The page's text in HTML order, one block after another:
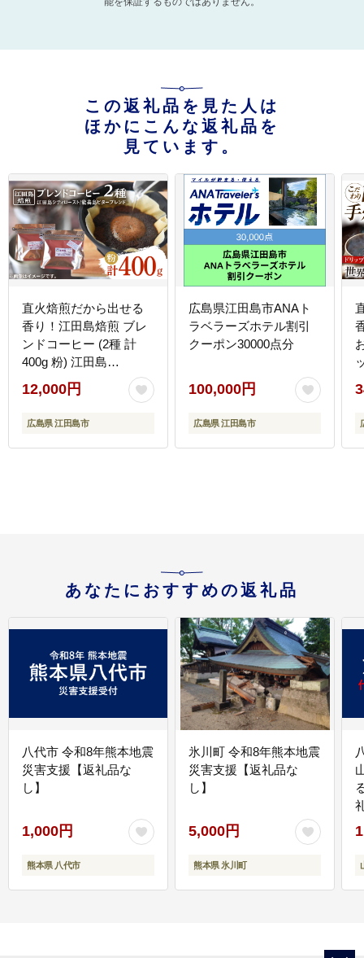
この返礼品を見た人は
ほかにこんな返礼品を
見ています。
直火焙煎だから出せる
香り！江田島焙煎 ブレ
ンドコーヒー (2種 計
400g 粉) 江田島
市/Coffee Roast Sereno
[XBE008] コーヒー
12,000円
広島県 江田島市
広島県江田島市ANAト
ラベラーズホテル割引
クーポン30000点分
100,000円
広島県 江田島市
あなたにおすすめの返礼品
八代市 令和8年熊本地震
災害支援【返礼品な
し】
1,000円
熊本県 八代市
氷川町 令和8年熊本地震
災害支援【返礼品な
し】
5,000円
熊本県 氷川町